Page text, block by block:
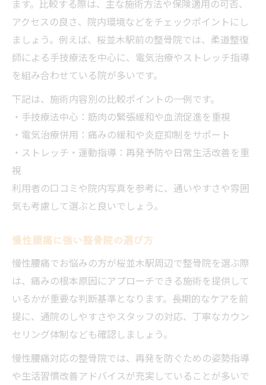
ます。比較する際は、主な施術方法や保険適用の可否、
アクセスの良さ、院内環境などをチェックポイントにし
ましょう。例えば、桜並木駅前の整骨院では、柔道整復
師による手技療法を中心に、電気治療やストレッチ指導
を組み合わせている院が多いです。
下記は、施術内容別の比較ポイントの一例です。
・手技療法中心：筋肉の緊張緩和や血流促進を重視
・電気治療併用：痛みの緩和や炎症抑制をサポート
・ストレッチ・運動指導：再発予防や日常生活改善を重
視
利用者の口コミや院内写真を参考に、通いやすさや雰囲
気も考慮して選ぶと良いでしょう。
慢性腰痛に強い整骨院の選び方
慢性腰痛でお悩みの方が桜並木駅周辺で整骨院を選ぶ際
は、痛みの根本原因にアプローチできる施術を提供して
いるかが重要な判断基準となります。長期的なケアを前
提に、通院のしやすさやスタッフの対応、丁寧なカウン
セリング体制なども確認しましょう。
慢性腰痛対応の整骨院では、再発を防ぐための姿勢指導
や生活習慣改善アドバイスが充実していることが多いで